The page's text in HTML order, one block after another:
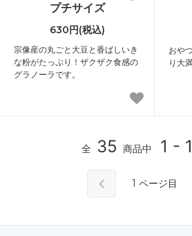
プチサイズ
630円(税込)
宗像産の丸ごと大豆と香ばしいき
な粉がたっぷり！ザクザク食感の
グラノーラです。
おや
り大
全 35 商品中 1 -
1 ページ目